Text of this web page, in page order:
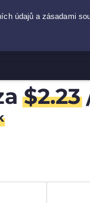
$2.23